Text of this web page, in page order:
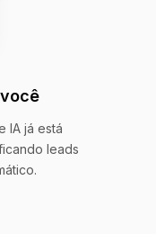
IA já está
leads